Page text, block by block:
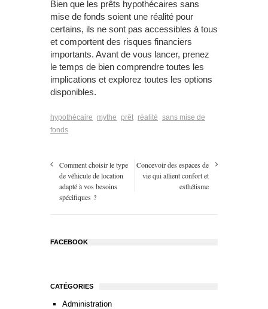
Bien que les prêts hypothécaires sans
mise de fonds soient une réalité pour
certains, ils ne sont pas accessibles à tous
et comportent des risques financiers
importants. Avant de vous lancer, prenez
le temps de bien comprendre toutes les
implications et explorez toutes les options
disponibles.
hypothécaire mythe prêt réalité sans mise de
fonds
Comment choisir le type
de véhicule de location
adapté à vos besoins
spécifiques ?
Concevoir des espaces de
vie qui allient confort et
esthétisme
FACEBOOK
CATÉGORIES
Administration